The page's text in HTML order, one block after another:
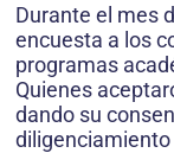
Durante el mes
encuesta a los
programas
Quienes
dando su